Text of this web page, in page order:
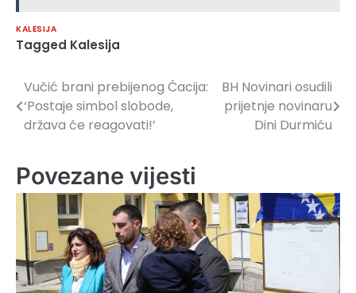
KALESIJA
Tagged Kalesija
Navigacija
članaka
Vučić brani prebijenog Ćacija:
‘Postaje simbol slobode,
država će reagovati!’
BH Novinari osudili
prijetnje novinaru
Dini Durmiću
Povezane vijesti